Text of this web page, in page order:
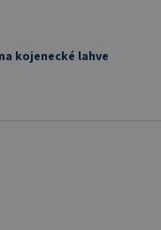
kojenecké lahve